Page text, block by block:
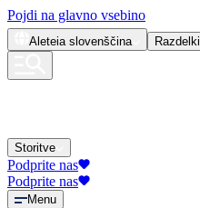
Pojdi na glavno vsebino
Aleteia slovenščina Razdelki
Storitve
Podprite nas
Podprite nas
Menu